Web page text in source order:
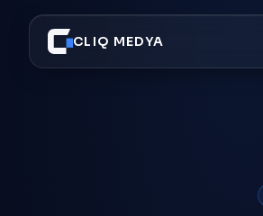
CLIQ MEDYA